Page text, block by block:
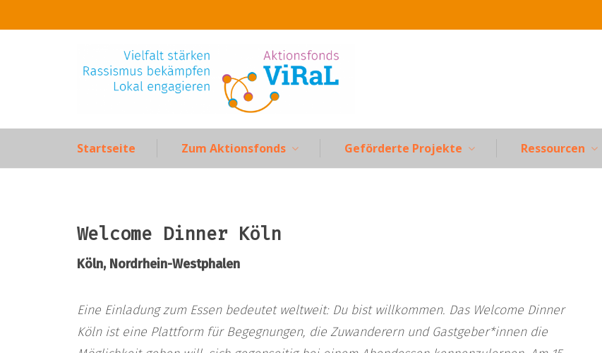
to
Startseite Zum Aktionsfonds Geförderte Projekte Ressourcen
Welcome Dinner Köln
Köln, Nordrhein-Westphalen
Eine Einladung zum Essen bedeutet weltweit: Du bist willkommen. Das Welcome Dinner
Köln ist eine Plattform für Begegnungen, die Zuwanderern und Gastgeber*innen die